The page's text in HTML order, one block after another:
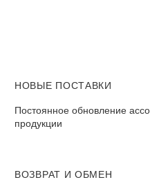
НОВЫЕ ПОСТАВКИ
Постоянное обновление
продукции
ВОЗВРАТ И ОБМЕН​